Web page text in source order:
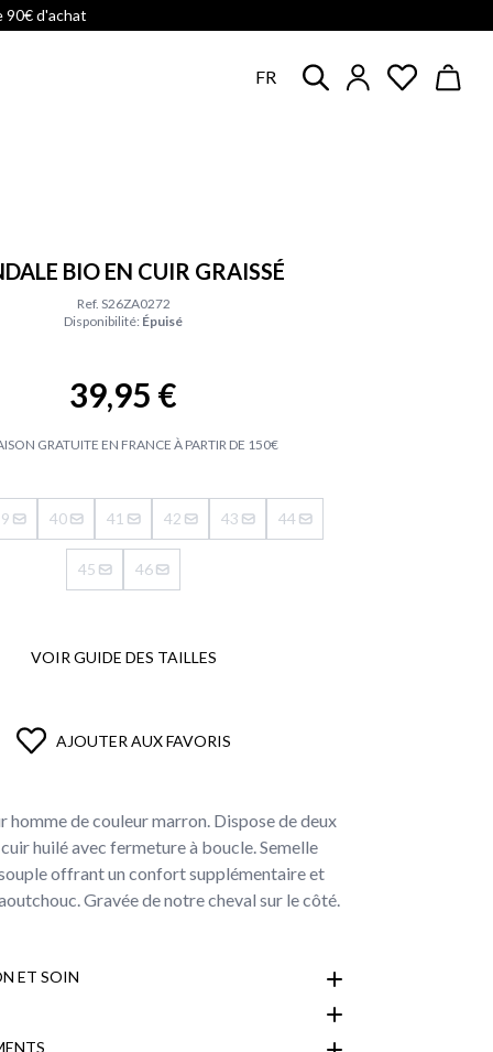
90€ d'achat
FR
BIO EN CUIR GRAISSÉ
Ref. S26ZA0272
Disponibilité: Épuisé
39,95 €
GRATUITE EN FRANCE À PARTIR DE 150€
40 41 42 43 44
45 46
VOIR GUIDE DES TAILLES
AJOUTER AUX FAVORIS
homme de couleur marron. Dispose de deux
huilé avec fermeture à boucle. Semelle
offrant un confort supplémentaire et
Gravée de notre cheval sur le côté.
ET SOIN